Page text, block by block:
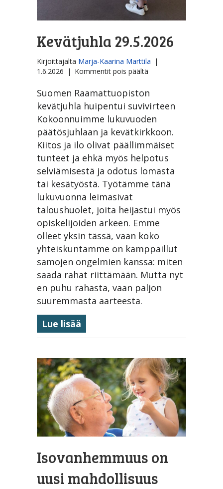
Kevätjuhla 29.5.2026
Kirjoittajalta Marja-Kaarina Marttila |
1.6.2026 | Kommentit pois päältä
29.5.2026
Suomen Raamattuopiston
kevätjuhla huipentui suvivirteen
Kokoonnuimme lukuvuoden
päätösjuhlaan ja kevätkirkkoon.
Kiitos ja ilo olivat päällimmäiset
tunteet ja ehkä myös helpotus
selviämisestä ja odotus lomasta
tai kesätyöstä. Työtämme tänä
lukuvuonna leimasivat
taloushuolet, joita heijastui myös
opiskelijoiden arkeen. Emme
olleet yksin tässä, vaan koko
yhteiskuntamme on kamppaillut
samojen ongelmien kanssa: miten
saada rahat riittämään. Mutta nyt
en puhu rahasta, vaan paljon
suuremmasta aarteesta.
Lue lisää
Isovanhemmuus on
uusi mahdollisuus